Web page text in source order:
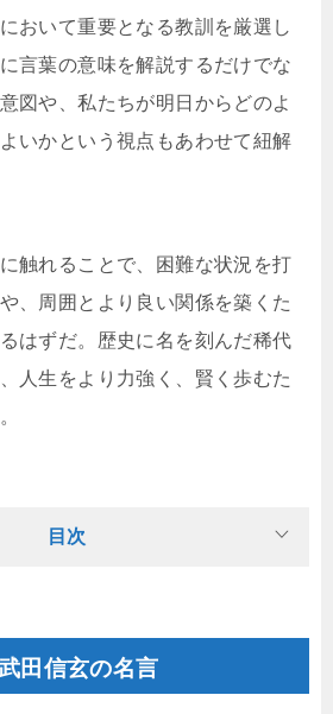
おいて重要となる教訓を厳選し
言葉の意味を解説するだけでな
図や、私たちが明日からどのよ
いかという視点もあわせて紐解
触れることで、困難な状況を打
、周囲とより良い関係を築くた
はずだ。歴史に名を刻んだ稀代
人生をより力強く、賢く歩むた
目次
田信玄の名言